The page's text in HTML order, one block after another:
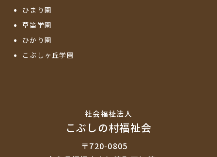
ひまり園
草笛学園
ひかり園
こぶしヶ丘学園
社会福祉法⼈
こぶしの村福祉会
〒720-0805